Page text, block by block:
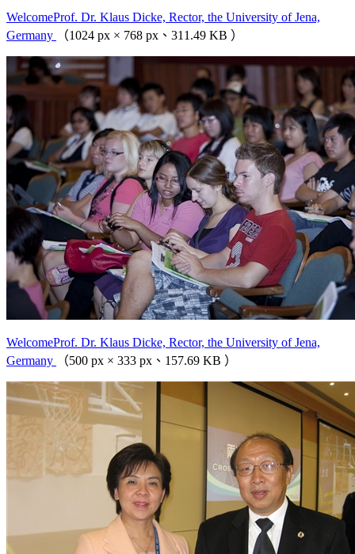
WelcomeProf. Dr. Klaus Dicke, Rector, the University of Jena,
Germany
（1024 px × 768 px、311.49 KB ）
WelcomeProf. Dr. Klaus Dicke, Rector, the University of Jena,
Germany
（500 px × 333 px、157.69 KB ）